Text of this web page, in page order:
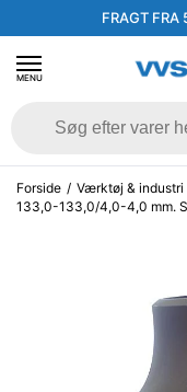
FRAGT FRA
MENU
Forside / Værktøj & industri
133,0-133,0/4,0-4,0 mm.